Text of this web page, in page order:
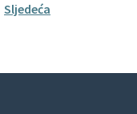
Sljedeća